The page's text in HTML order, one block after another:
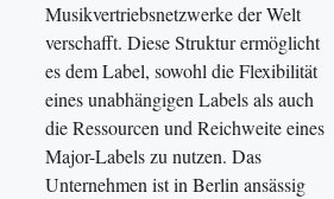
Musikvertriebsnetzwerke der Welt
verschafft. Diese Struktur ermöglicht
es dem Label, sowohl die Flexibilität
eines unabhängigen Labels als auch
die Ressourcen und Reichweite eines
Major-Labels zu nutzen. Das
Unternehmen ist in Berlin ansässig